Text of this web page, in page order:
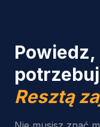
Powiedz,
Resztą